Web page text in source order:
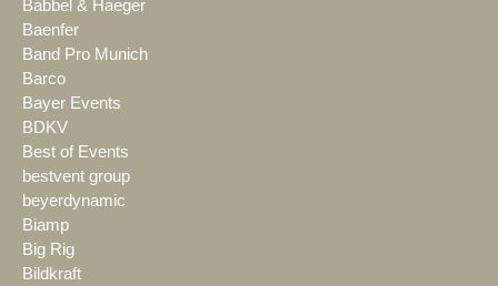
Babbel & Haeger
Baenfer
Band Pro Munich
Barco
Bayer Events
BDKV
Best of Events
bestvent group
beyerdynamic
Biamp
Big Rig
Bildkraft